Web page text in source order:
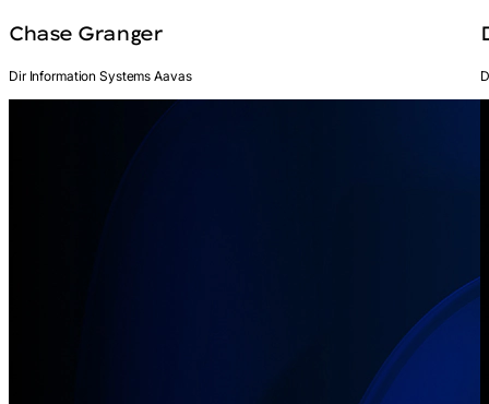
Chase Granger
Dir Information Systems Aavas